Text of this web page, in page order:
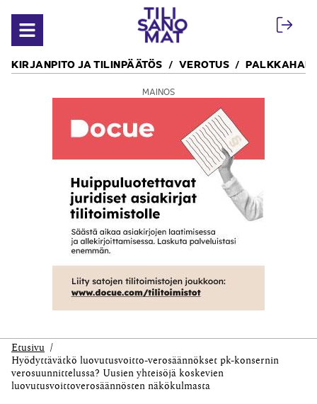
Avaa valikko
KIRJANPITO JA TILINPÄÄTÖS VEROTUS
MAINOS
Etusivu
Hyödyttävätkö luovutusvoitto-verosäännökset pk-konsernin
verosuunnittelussa? Uusien yhteisöjä koskevien
luovutusvoittoverosäännösten näkökulmasta